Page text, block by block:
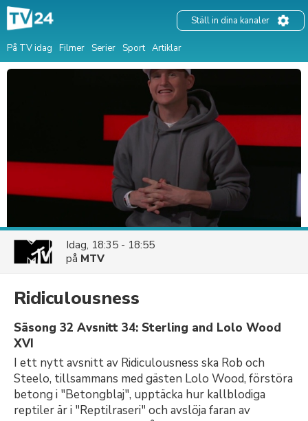
På TV idag Filmer Serier Sport Artiklar
Ställ in dina kanaler
Idag, 18:35 - 18:55
på MTV
Ridiculousness
Säsong 32 Avsnitt 34: Sterling and Lolo Wood
XVI
I ett nytt avsnitt av Ridiculousness ska Rob och
Steelo, tillsammans med gästen Lolo Wood, förstöra
betong i "Betongblaj", upptäcka hur kallblodiga
reptiler är i "Reptilraseri" och avslöja faran av